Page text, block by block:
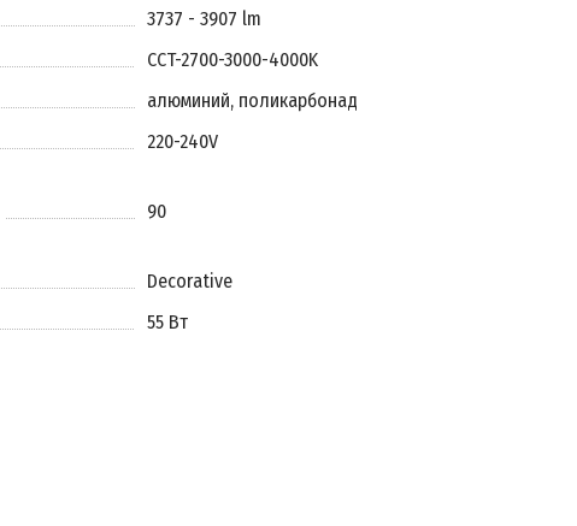
3737 - 3907 lm
CCT-2700-3000-4000K
алюминий, поликарбонад
220-240V
90
Decorative
55 Вт